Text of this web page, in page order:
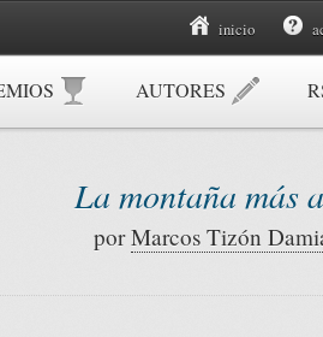
inicio
AUTORES
La montaña más
porMarcos Tizón